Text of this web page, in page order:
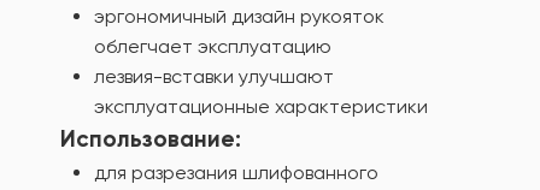
эргономичный дизайн рукояток
облегчает эксплуатацию
лезвия-вставки улучшают
эксплуатационные характеристики
Использование:
для разрезания шлифованного